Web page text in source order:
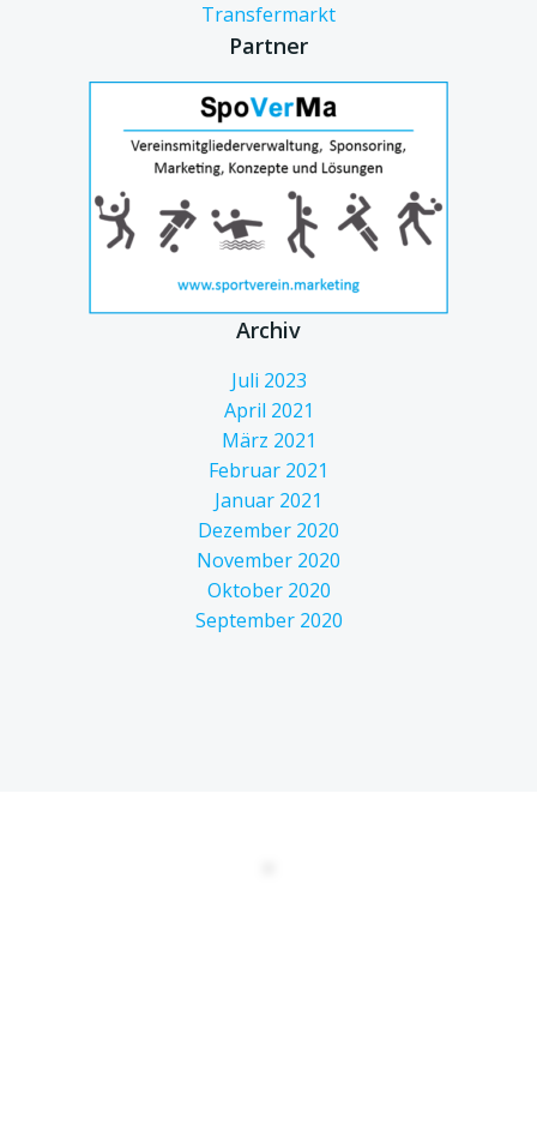
Transfermarkt
Partner
Archiv
Juli 2023
April 2021
März 2021
Februar 2021
Januar 2021
Dezember 2020
November 2020
Oktober 2020
September 2020